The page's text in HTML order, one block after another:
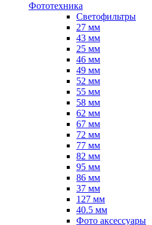
Фототехника
Светофильтры
27 мм
43 мм
25 мм
46 мм
49 мм
52 мм
55 мм
58 мм
62 мм
67 мм
72 мм
77 мм
82 мм
95 мм
86 мм
37 мм
127 мм
40.5 мм
Фото аксессуары